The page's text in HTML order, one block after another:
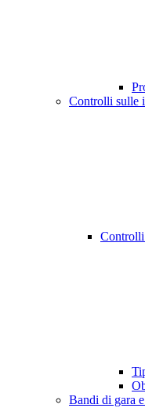
Controlli sulle
Controlli
Bandi di gara